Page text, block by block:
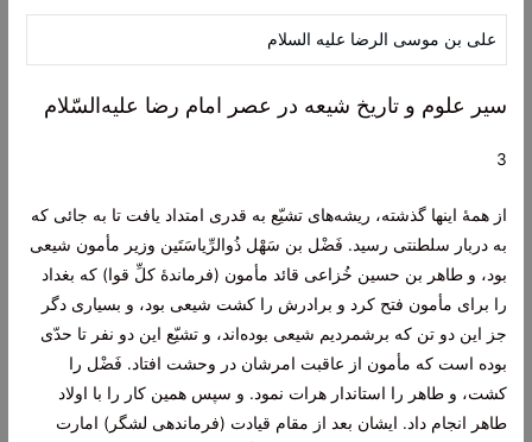
علی بن موسی الرضا علیه السلام
سير علوم‌ و تاريخ‌ شيعه‌ در عصر امام‌ رضا عليه‌السّلام
3
از همۀ اينها گذشته‌، ريشه‌های تشيّع‌ به‌ قدری امتداد يافت‌ تا به‌ جائی که‌
به‌ دربار سلطنتی رسيد. فَضْل‌ بن‌ سَهْل‌ ذُوالرِّياسَتَین‌ وزير مأمون‌ شيعی
بود، و طاهر بن‌ حسين‌ خُزاعی قائد مأمون‌ (فرماندۀ کلِّ قوا) که‌ بغداد
را برای مأمون‌ فتح‌ کرد و برادرش‌ را کشت‌ شيعی بود، و بسياری دگر
جز اين‌ دو تن‌ که‌ برشمرديم‌ شيعی بوده‌اند، و تشيّع‌ اين‌ دو نفر تا حدّی
بوده‌ است‌ که‌ مأمون‌ از عاقبت‌ امرشان‌ در وحشت‌ افتاد. فَضْل‌ را
کشت‌، و طاهر را استاندار هرات‌ نمود. و سپس‌ همين‌ کار را با اولاد
طاهر انجام‌ داد. ايشان‌ بعد از مقام‌ قيادت‌ (فرماندهی لشگر) امارت‌